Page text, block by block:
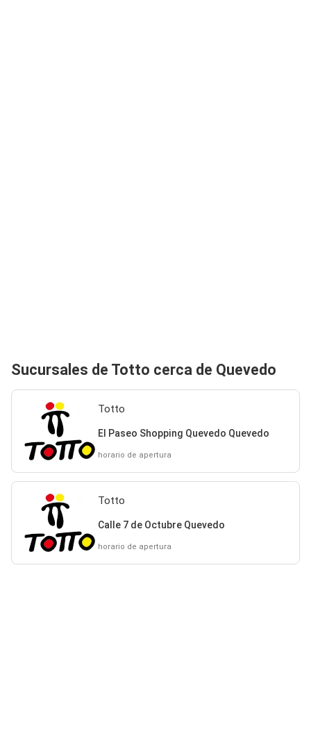
Sucursales de Totto cerca de Quevedo
Totto
El Paseo Shopping Quevedo Quevedo
horario de apertura
Totto
Calle 7 de Octubre Quevedo
horario de apertura